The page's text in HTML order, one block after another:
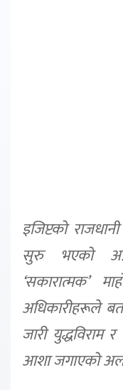
इजिप्टको
सुरु भएको
‘सकारात्मक’
अधिकारीहरूले
जारी युद्धविराम
आशा जगाएको